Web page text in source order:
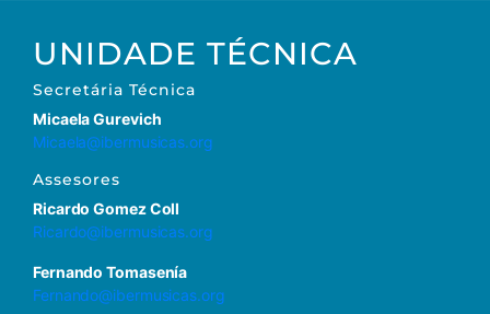
UNIDADE TÉCNICA
Secretária Técnica
Micaela Gurevich
Micaela@ibermusicas.org
Assesores
Ricardo Gomez Coll
Ricardo@ibermusicas.org
Fernando Tomasenía
Fernando@ibermusicas.org